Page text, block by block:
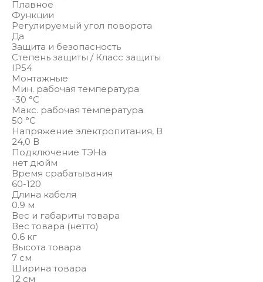
Плавное
Функции
Регулируемый угол поворота
Да
Защита и безопасность
Степень защиты / Класс защиты
IP54
Монтажные
Мин. рабочая температура
-30 °С
Макс. рабочая температура
50 °С
Напряжение электропитания, В
24,0 В
Подключение ТЭНа
нет дюйм
Время срабатывания
60-120
Длина кабеля
0.9 м
Вес и габариты товара
Вес товара (нетто)
0.6 кг
Высота товара
7 см
Ширина товара
12 см